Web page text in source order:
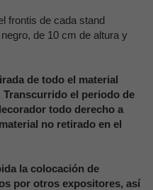
frontis de cada stand
de 10 cm de altura y
de todo el material
el periodo de
todo derecho a
no retirado en el
la colocación de
por otros expositores, así